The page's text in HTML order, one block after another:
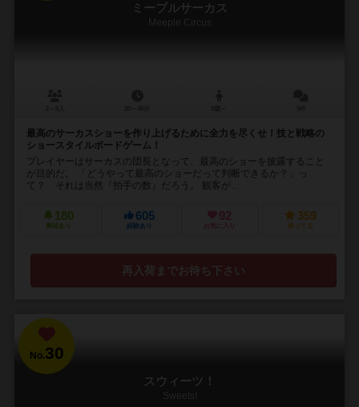
ミープルサーカス
Meeple Circus
最高のサーカスショーを作り上げるために全力を尽くせ！技と戦略の
ショースタイルボードゲーム！
プレイヤーはサーカスの団長となって、最高のショーを披露すること
が目的だ。 「どうやって最高のショーだって判断できるか？」っ
て？ それは当然『拍手の数』だろう。 観客が...
180
興味あり
605
経験あり
92
お気に入り
359
持ってる
再入荷までお待ち下さい
No.30
スウィーツ！
Sweets!